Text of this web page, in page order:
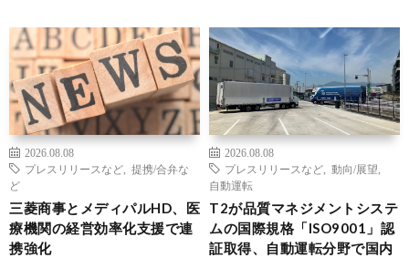
2026.08.08
プレスリリースなど
提携/合弁な
ど
三菱商事とメディパルHD、医
療機関の経営効率化支援で連
携強化
2026.08.08
プレスリリースなど
動向/展望
自動運転
T2が品質マネジメントシステ
ムの国際規格「ISO9001」認
証取得、自動運転分野で国内